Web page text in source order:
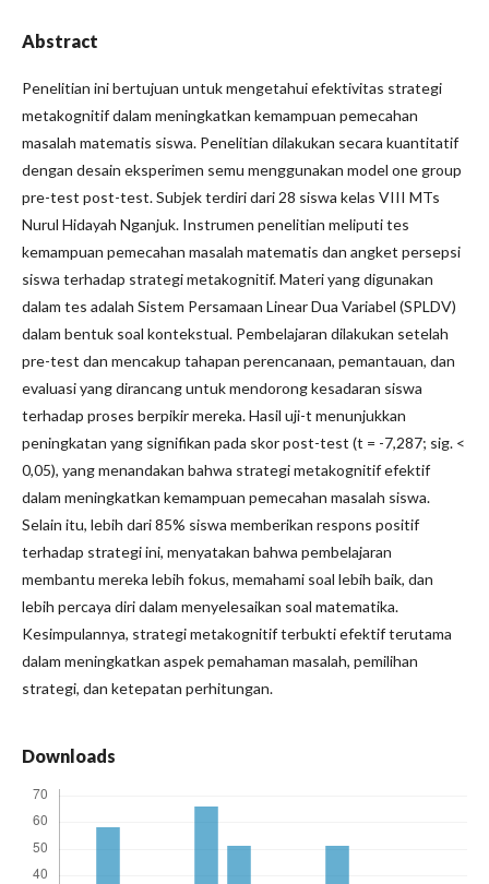
Abstract
Penelitian ini bertujuan untuk mengetahui efektivitas strategi
metakognitif dalam meningkatkan kemampuan pemecahan
masalah matematis siswa. Penelitian dilakukan secara kuantitatif
dengan desain eksperimen semu menggunakan model one group
pre-test post-test. Subjek terdiri dari 28 siswa kelas VIII MTs
Nurul Hidayah Nganjuk. Instrumen penelitian meliputi tes
kemampuan pemecahan masalah matematis dan angket persepsi
siswa terhadap strategi metakognitif. Materi yang digunakan
dalam tes adalah Sistem Persamaan Linear Dua Variabel (SPLDV)
dalam bentuk soal kontekstual. Pembelajaran dilakukan setelah
pre-test dan mencakup tahapan perencanaan, pemantauan, dan
evaluasi yang dirancang untuk mendorong kesadaran siswa
terhadap proses berpikir mereka. Hasil uji-t menunjukkan
peningkatan yang signifikan pada skor post-test (t = -7,287; sig. <
0,05), yang menandakan bahwa strategi metakognitif efektif
dalam meningkatkan kemampuan pemecahan masalah siswa.
Selain itu, lebih dari 85% siswa memberikan respons positif
terhadap strategi ini, menyatakan bahwa pembelajaran
membantu mereka lebih fokus, memahami soal lebih baik, dan
lebih percaya diri dalam menyelesaikan soal matematika.
Kesimpulannya, strategi metakognitif terbukti efektif terutama
dalam meningkatkan aspek pemahaman masalah, pemilihan
strategi, dan ketepatan perhitungan.
Downloads